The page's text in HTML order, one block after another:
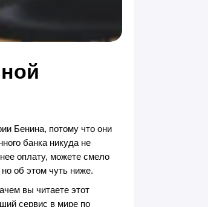
Бенина, потому что они
банка никуда не
оплату, можете смело
об этом чуть ниже.
вы читаете этот
сервис в мире по